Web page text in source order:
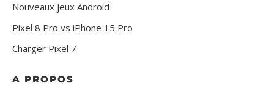
Nouveaux jeux Android
Pixel 8 Pro vs iPhone 15 Pro
Charger Pixel 7
A PROPOS